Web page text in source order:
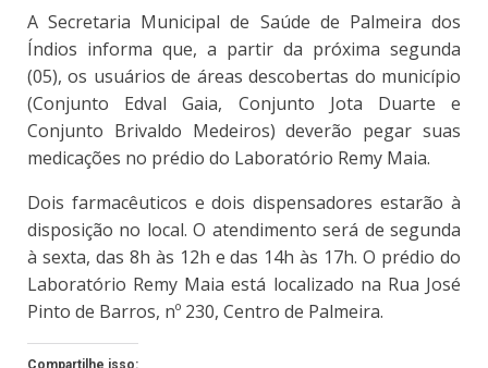
A Secretaria Municipal de Saúde de Palmeira dos
Índios informa que, a partir da próxima segunda
(05), os usuários de áreas descobertas do município
(Conjunto Edval Gaia, Conjunto Jota Duarte e
Conjunto Brivaldo Medeiros) deverão pegar suas
medicações no prédio do Laboratório Remy Maia.
Dois farmacêuticos e dois dispensadores estarão à
disposição no local. O atendimento será de segunda
à sexta, das 8h às 12h e das 14h às 17h. O prédio do
Laboratório Remy Maia está localizado na Rua José
Pinto de Barros, nº 230, Centro de Palmeira.